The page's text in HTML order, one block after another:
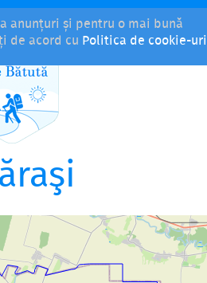
anunțuri și pentru o mai bună
de acord cu Politica de cookie-uri